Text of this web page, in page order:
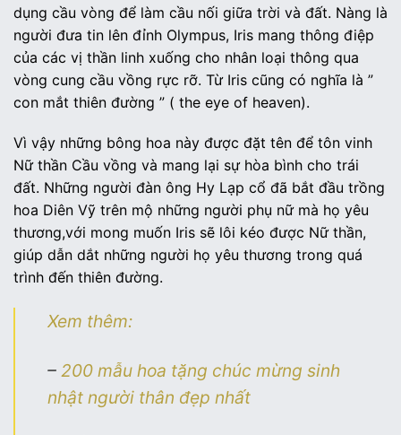
dụng cầu vòng để làm cầu nối giữa trời và đất. Nàng là
người đưa tin lên đỉnh Olympus, Iris mang thông điệp
của các vị thần linh xuống cho nhân loại thông qua
vòng cung cầu vồng rực rỡ. Từ Iris cũng có nghĩa là ”
con mắt thiên đường ” ( the eye of heaven).
Vì vậy những bông hoa này được đặt tên để tôn vinh
Nữ thần Cầu vồng và mang lại sự hòa bình cho trái
đất. Những người đàn ông Hy Lạp cổ đã bắt đầu trồng
hoa Diên Vỹ trên mộ những người phụ nữ mà họ yêu
thương,với mong muốn Iris sẽ lôi kéo được Nữ thần,
giúp dẫn dắt những người họ yêu thương trong quá
trình đến thiên đường.
Xem thêm:
– 200 mẫu hoa tặng chúc mừng sinh
nhật người thân đẹp nhất